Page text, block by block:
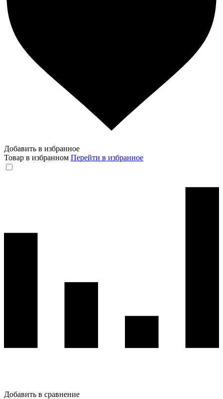
Добавить в избранное
Товар в избранном Перейти в избранное
Добавить в сравнение